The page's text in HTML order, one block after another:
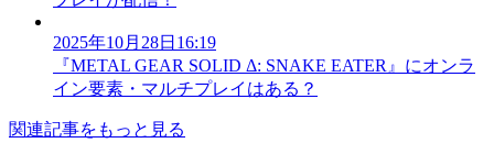
2025年10月28日16:19
『METAL GEAR SOLID Δ: SNAKE EATER』にオンラ
イン要素・マルチプレイはある？
関連記事をもっと見る